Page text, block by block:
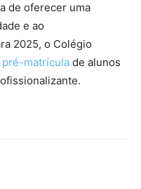
de oferecer uma
e ao
2025, o Colégio
pré-matrícula de alunos